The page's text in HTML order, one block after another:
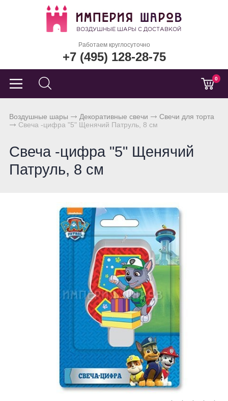
Работаем круглосуточно
+7 (495) 128-28-75
0
Воздушные шары Декоративные свечи
Свечи для торта
Свеча -цифра "5" Щенячий Патруль, 8 см
Свеча -цифра "5" Щенячий
Патруль, 8 см